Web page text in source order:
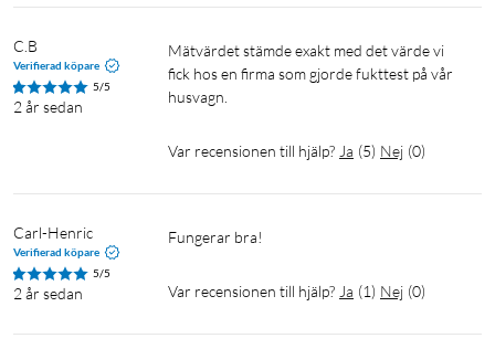
C.B
Verifierad köpare
5/5
2 år sedan
Mätvärdet stämde exakt med det värde vi
fick hos en firma som gjorde fukttest på vår
husvagn.
Var recensionen till hjälp? Ja (5) Nej (0)
Carl-Henric
Verifierad köpare
5/5
2 år sedan
Fungerar bra!
Var recensionen till hjälp? Ja (1) Nej (0)